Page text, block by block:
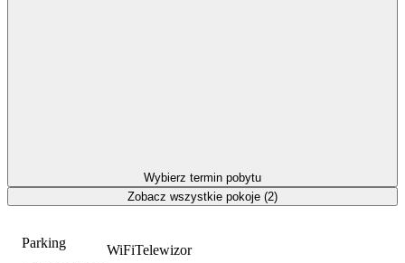
Parking
WiFiTelewizor
Wybierz termin pobytu
Zobacz wszystkie pokoje (2)